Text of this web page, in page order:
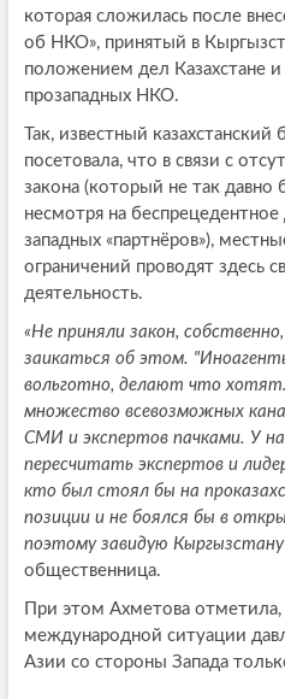
которая сложилась после
об НКО», принятый в
положением дел Казахстане
прозападных НКО.
Так, известный казахстанский
посетовала, что в связи с
закона (который не так давно
несмотря на
западных «партнёров»),
ограничений проводят здесь
деятельность.
«Не приняли закон,
заикаться об этом.
вольготно, делают что
множество всевозможных
СМИ и экспертов пачками. У
пересчитать экспертов и
кто был стоял бы на
позиции и не боялся бы в
поэтому завидую Кыргызстану
общественница.
При этом Ахметова
международной ситуации
Азии со стороны Запада